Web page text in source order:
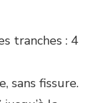
tranches : 4
sans fissure.